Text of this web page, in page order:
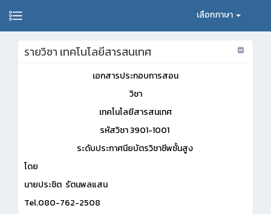
เลือกภาษา
รายวิชา เทคโนโลยีสารสนเทศ
เอกสารประกอบการสอน
วิชา
เทคโนโลยีสารสนเทศ
รหัสวิชา 3901-1001
ระดับประกาศนียบัตรวิชาชีพชั้นสูง
โดย
นายประชิต รัตนพลแสน
Tel.080-762-2508